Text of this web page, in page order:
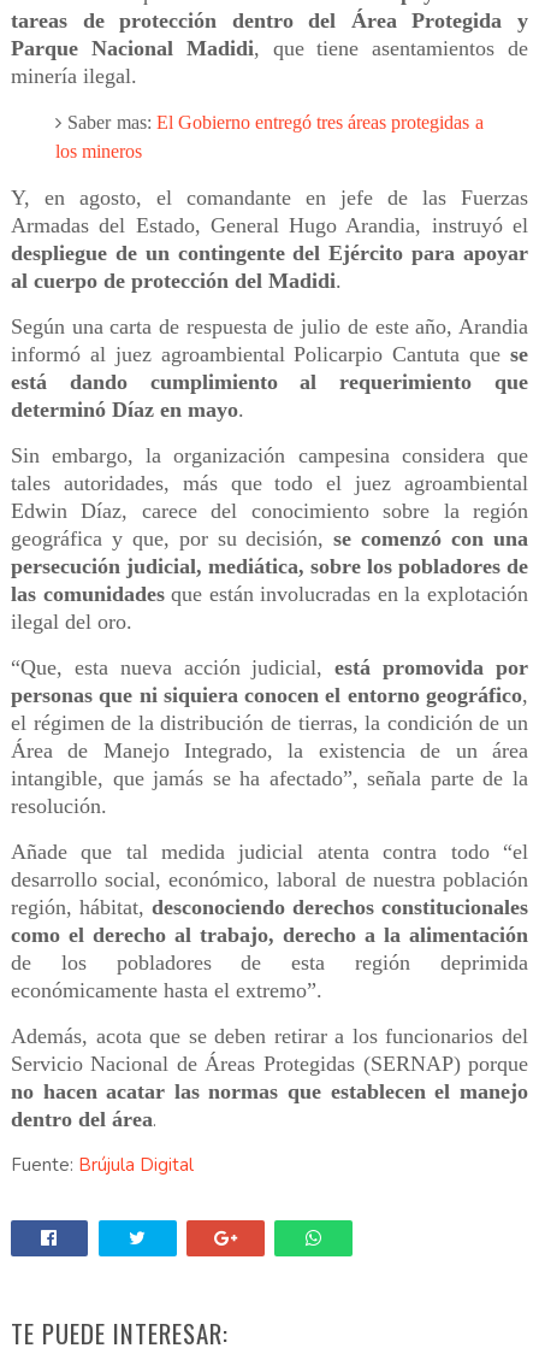
tareas de protección dentro del Área Protegida y
Parque Nacional Madidi, que tiene asentamientos de
minería ilegal.
Saber mas: El Gobierno entregó tres áreas protegidas a
los mineros
Y, en agosto, el comandante en jefe de las Fuerzas
Armadas del Estado, General Hugo Arandia, instruyó el
despliegue de un contingente del Ejército para apoyar
al cuerpo de protección del Madidi.
Según una carta de respuesta de julio de este año, Arandia
informó al juez agroambiental Policarpio Cantuta quese
está dando cumplimiento al requerimiento que
determinó Díaz en mayo.
Sin embargo, la organización campesina considera que
tales autoridades, más que todo el juez agroambiental
Edwin Díaz, carece del conocimiento sobre la región
geográfica y que, por su decisión,se comenzó con una
persecución judicial, mediática, sobre los pobladores de
las comunidadesque están involucradas en la explotación
ilegal del oro.
“Que, esta nueva acción judicial,está promovida por
personas que ni siquiera conocen el entorno geográfico,
el régimen de la distribución de tierras, la condición de un
Área de Manejo Integrado, la existencia de un área
intangible, que jamás se ha afectado”, señala parte de la
resolución.
Añade que tal medida judicial atenta contra todo “el
desarrollo social, económico, laboral de nuestra población
región, hábitat, desconociendo derechos constitucionales
como el derecho al trabajo, derecho a la alimentación
de los pobladores de esta región deprimida
económicamente hasta el extremo”.
Además, acota que se deben retirar a los funcionarios del
Servicio Nacional de Áreas Protegidas (SERNAP) porque
no hacen acatar las normas que establecen el manejo
dentro del área.
Fuente: Brújula Digital
TE PUEDE INTERESAR: